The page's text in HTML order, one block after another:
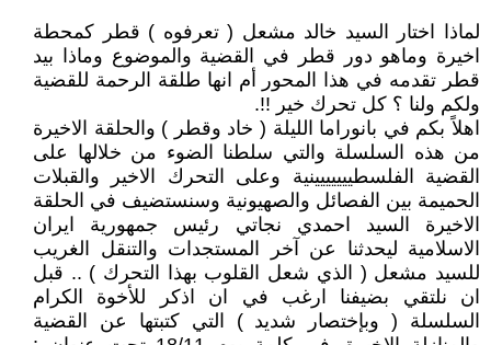
لماذا اختار السيد خالد مشعل ( تعرفوه ) قطر كمحطة
اخيرة وماهو دور قطر في القضية والموضوع وماذا بيد
قطر تقدمه في هذا المحور أم انها طلقة الرحمة للقضية
ولكم ولنا ؟ كل تحرك خير !!.
اهلاً بكم في بانوراما الليلة ( خاد وقطر ) والحلقة الاخيرة
من هذه السلسلة والتي سلطنا الضوء من خلالها على
القضية الفلسطييييييينية وعلى التحرك الاخير والقبلات
الحميمة بين الفصائل والصهيونية وسنستضيف في الحلقة
الاخيرة السيد احمدي نجاتي رئيس جمهورية ايران
الاسلامية ليحدثنا عن آخر المستجدات والتنقل الغريب
للسيد مشعل ( الذي شعل القلوب بهذا التحرك ) .. قبل
ان نلتقي بضيفنا ارغب في ان اذكر للأخوة الكرام
السلسلة ( وبإختصار شديد ) التي كتبتها عن القضية